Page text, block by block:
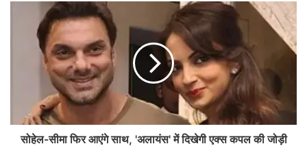
सोहेल-सीमा फिर आएंगे साथ, 'अलायंस' में दिखेगी एक्स कपल की जोड़ी